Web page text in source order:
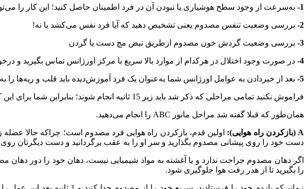
1- به‌سرعت از وجود سطح هوشیاری یا نبودن آن در فرد اطمینان حاصل کنید؛ این کار را
2- بررسی وضعیت تنفس مصدوم یعنی تشخیص دهید که آیا فرد نفس می‌کشد یا نه!
3- بررسی وضعیت گردش خون مصدوم ازطریق نبض مچ دست یا گردن
4- در صورت وجود اختلال در هرکدام از موارد بالا سریع با مرکز اورژانس تماس بگیرید و
5- بعد از خبردادن به عوامل اورژانس شما به‌عنوان یک فرد آموزش‌دیده باید قلب و ریه‌ها را
فراموش نکنید تمامی مراحلی که ذکر شد باید زیر 15 ثانیه انجام شوند؛ بنابراین شما برای این کار، به‌‌سرعت عمل و دانش بالایی نیاز دارید.
همان‌طور که قبلا گفته شد مراحل مانور ABC را انجام می‌دهید.
A (بازکردن راه هوایی):
اولین قدم، بازکردن راه هوایی فرد مصدوم ا‌ست؛ چرا‌که حالا
دست خود را روی پیشانی مصدوم بگذارید و سر او را به عقب برگردانید و دست دیگرتان روی
اگر دهان مصدوم جراحت ندارد و یا آغشته به مواد شیمیایی نیست، دهان خود را دور دهان
را بگیرید تا از هدر رفت هوا جلوگیری شود.